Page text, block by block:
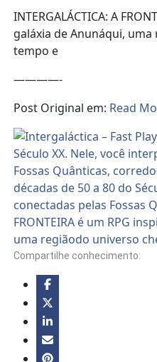
INTERGALÁCTICA: A
galáxia de Anunáqui,
tempo e
————-
Post Original em: Read
Compartilhe conhecimento: